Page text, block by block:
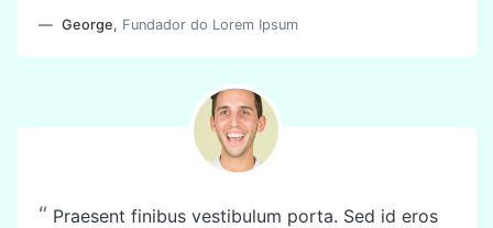
George, Fundador do Lorem Ipsum
“ Praesent finibus vestibulum porta. Sed id eros